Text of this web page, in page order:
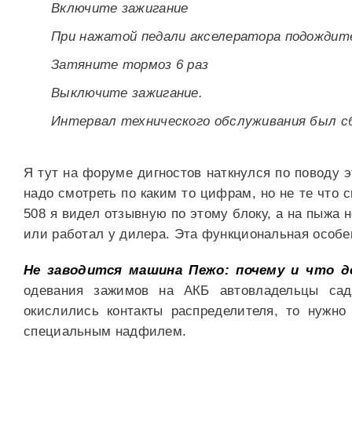
Включите зажигание
При нажатой педали акселератора
Затяните тормоз 6 раз
Выключите зажигание.
Интервал технического обслуживания был
Я тут на форуме дигностов наткнулся по
надо смотреть по каким то цифрам, но не те
508 я видел отзывную по этому блоку, а на пыжа
или работал у дилера. Эта функциональная
Не заводится машина Пежо: почему и что
одевания зажимов на АКБ автовладельцы
окислились контакты распределителя, то
специальным надфилем.